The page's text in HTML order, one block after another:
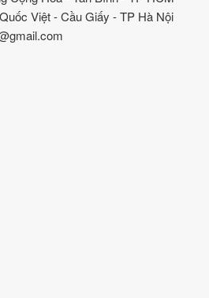
Việt - Cầu Giấy - TP Hà Nội